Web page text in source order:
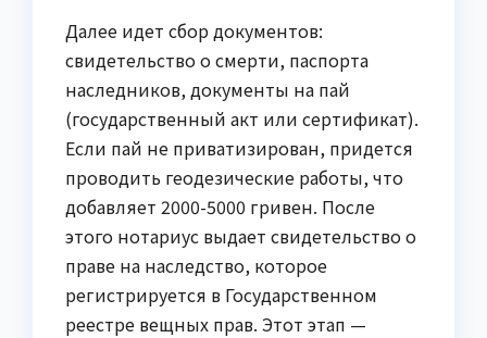
Далее идет сбор документов:
свидетельство о смерти, паспорта
наследников, документы на пай
(государственный акт или сертификат).
Если пай не приватизирован, придется
проводить геодезические работы, что
добавляет 2000-5000 гривен. После
этого нотариус выдает свидетельство о
праве на наследство, которое
регистрируется в Государственном
реестре вещных прав. Этот этап —